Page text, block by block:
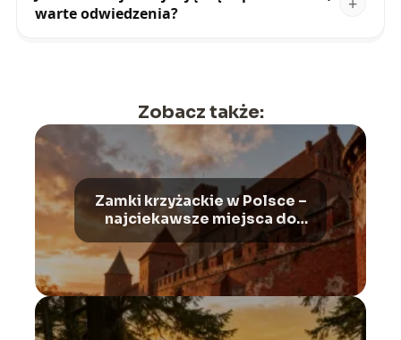
warte odwiedzenia?
Zobacz także:
Zamki krzyżackie w Polsce –
najciekawsze miejsca do
odwiedzenia